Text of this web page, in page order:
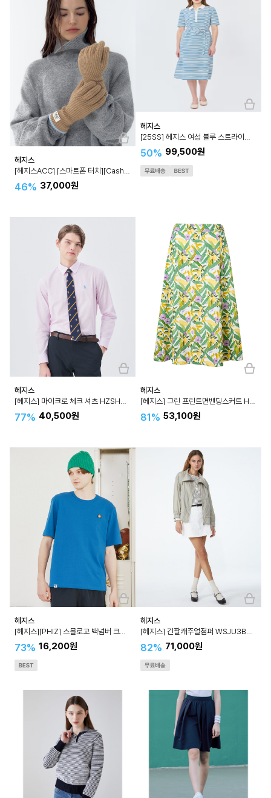
헤지스
[헤지스ACC] [스마트폰 터치][Cashmere Blended] 베이지 라인배색 캐시미어혼방 핑거홀 장갑 HIGV4F706
46% 37,000원
헤지스
[25SS] 헤지스 여성 블루 스트라이프 롱 피케 반소매 원피스 WS DR5B311B1
50% 99,500원
헤지스
[헤지스] 마이크로 체크 셔츠 HZSH4A206
77% 40,500원
헤지스
[헤지스] 그린 프린트면밴딩스커트 HSSK4B501
81% 53,100원
헤지스
[헤지스][PHIZ] 스몰로고 백넘버 크루넥 반팔 티셔츠 SPTS4E202
73% 16,200원
헤지스
[헤지스] 긴팔캐주얼점퍼 WSJU3B551
82% 71,000원